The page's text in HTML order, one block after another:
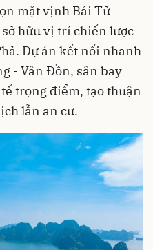
mặt vịnh Bái Tử
hữu vị trí chiến lược
Dự án kết nối nhanh
- Vân Đồn, sân bay
trọng điểm, tạo thuận
lẫn an cư.